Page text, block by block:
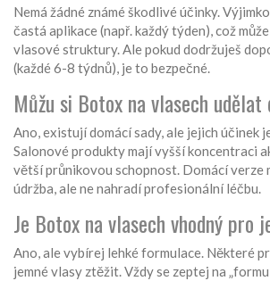
Nemá žádné známé škodlivé účinky.
častá aplikace (např. každý týden), což
vlasové struktury. Ale pokud dodržuješ
(každé 6-8 týdnů), je to bezpečné.
Můžu si Botox na vlasech udělat
Ano, existují domácí sady, ale jejich účinek
Salonové produkty mají vyšší koncentraci
větší průnikovou schopnost. Domácí verze
údržba, ale ne nahradí profesionální léčbu.
Je Botox na vlasech vhodný pro
Ano, ale vybírej lehké formulace. Některé
jemné vlasy ztěžit. Vždy se zeptej na